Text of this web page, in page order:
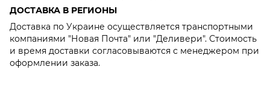
ДОСТАВКА В РЕГИОНЫ
Доставка по Украине осуществляется транспортными
компаниями "Новая Почта" или "Деливери". Стоимость
и время доставки согласовываются с менеджером при
оформлении заказа.